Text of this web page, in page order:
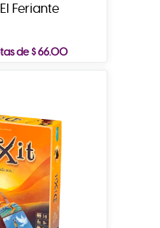
Feriante
de $ 66.00